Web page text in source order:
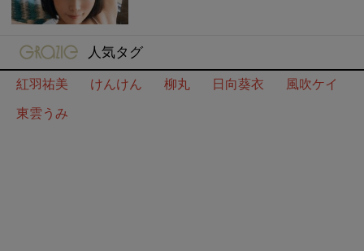
gravure-grazie
人気タグ
紅羽祐美
けんけん 柳丸 日向葵衣
風吹ケイ
東雲うみ